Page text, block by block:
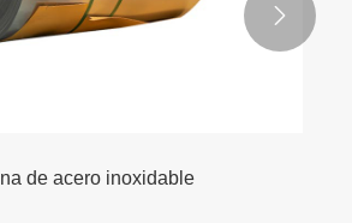
de acero inoxidable
